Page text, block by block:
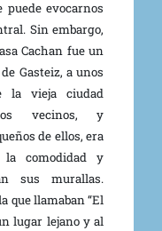
evocarnos
Sin embargo,
Cachan fue un
Gasteiz, a unos
la vieja ciudad
vecinos, y
de ellos, era
comodidad y
sus murallas.
que llamaban “El
lugar lejano y al